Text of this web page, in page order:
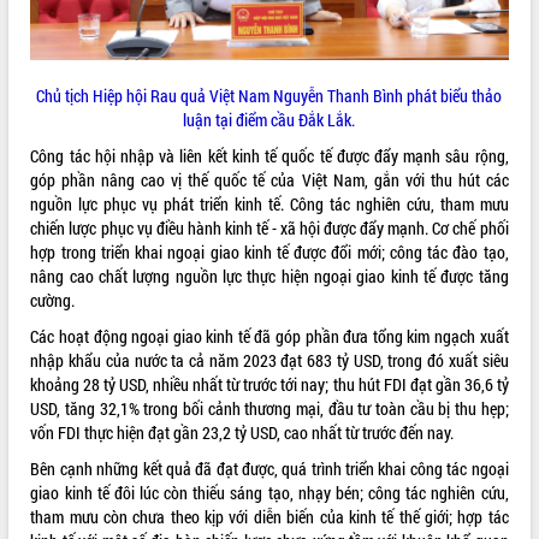
phát triển mới
Thường trực HĐND tỉnh Đắk Lắk gặp
Minh
Lễ truy điệu và an táng hài cốt liệt sĩ
tại Nghĩa trang Liệt sĩ xã Sơn Hòa
Bàn giải pháp tháo gỡ khó khăn trong
xuất khẩu sầu riêng và triển khai quy
định EUDR
Thứ trưởng Bộ Nông nghiệp và Môi
trường Nguyễn Hoàng Hiệp khảo sát
vùng trồng và doanh nghiệp đóng gói
sầu riêng tại Đắk Lắk
Trình diễn nghệ thuật chế biến các
món ăn từ sầu riêng
Đắk Lắk công bố Quy hoạch và xúc
tiến đầu tư tỉnh
Ngành cá ngừ Đắk Lắk chủ động thích
ứng để giữ vững thị trường xuất khẩu
Diễn đàn Kinh tế tư nhân Việt Nam đột
Hôm nay: 18015
Tất cả: 66063338
Chủ tịch Hiệp hội Rau quả Việt Nam Nguyễn Thanh Bình phát biểu thảo
luận tại điểm cầu Đắk Lắk.
Công tác hội nhập và liên kết kinh tế quốc tế được đẩy mạnh sâu rộng,
góp phần nâng cao vị thế quốc tế của Việt Nam, gắn với thu hút các
nguồn lực phục vụ phát triển kinh tế. Công tác nghiên cứu, tham mưu
chiến lược phục vụ điều hành kinh tế - xã hội được đẩy mạnh. Cơ chế phối
hợp trong triển khai ngoại giao kinh tế được đổi mới; công tác đào tạo,
nâng cao chất lượng nguồn lực thực hiện ngoại giao kinh tế được tăng
cường.
Các hoạt động ngoại giao kinh tế đã góp phần đưa tổng kim ngạch xuất
nhập khẩu của nước ta cả năm 2023 đạt 683 tỷ USD, trong đó xuất siêu
khoảng 28 tỷ USD, nhiều nhất từ trước tới nay; thu hút FDI đạt gần 36,6 tỷ
USD, tăng 32,1% trong bối cảnh thương mại, đầu tư toàn cầu bị thu hẹp;
vốn FDI thực hiện đạt gần 23,2 tỷ USD, cao nhất từ trước đến nay.
Bên cạnh những kết quả đã đạt được, quá trình triển khai công tác ngoại
giao kinh tế đôi lúc còn thiếu sáng tạo, nhạy bén; công tác nghiên cứu,
tham mưu còn chưa theo kịp với diễn biến của kinh tế thế giới; hợp tác